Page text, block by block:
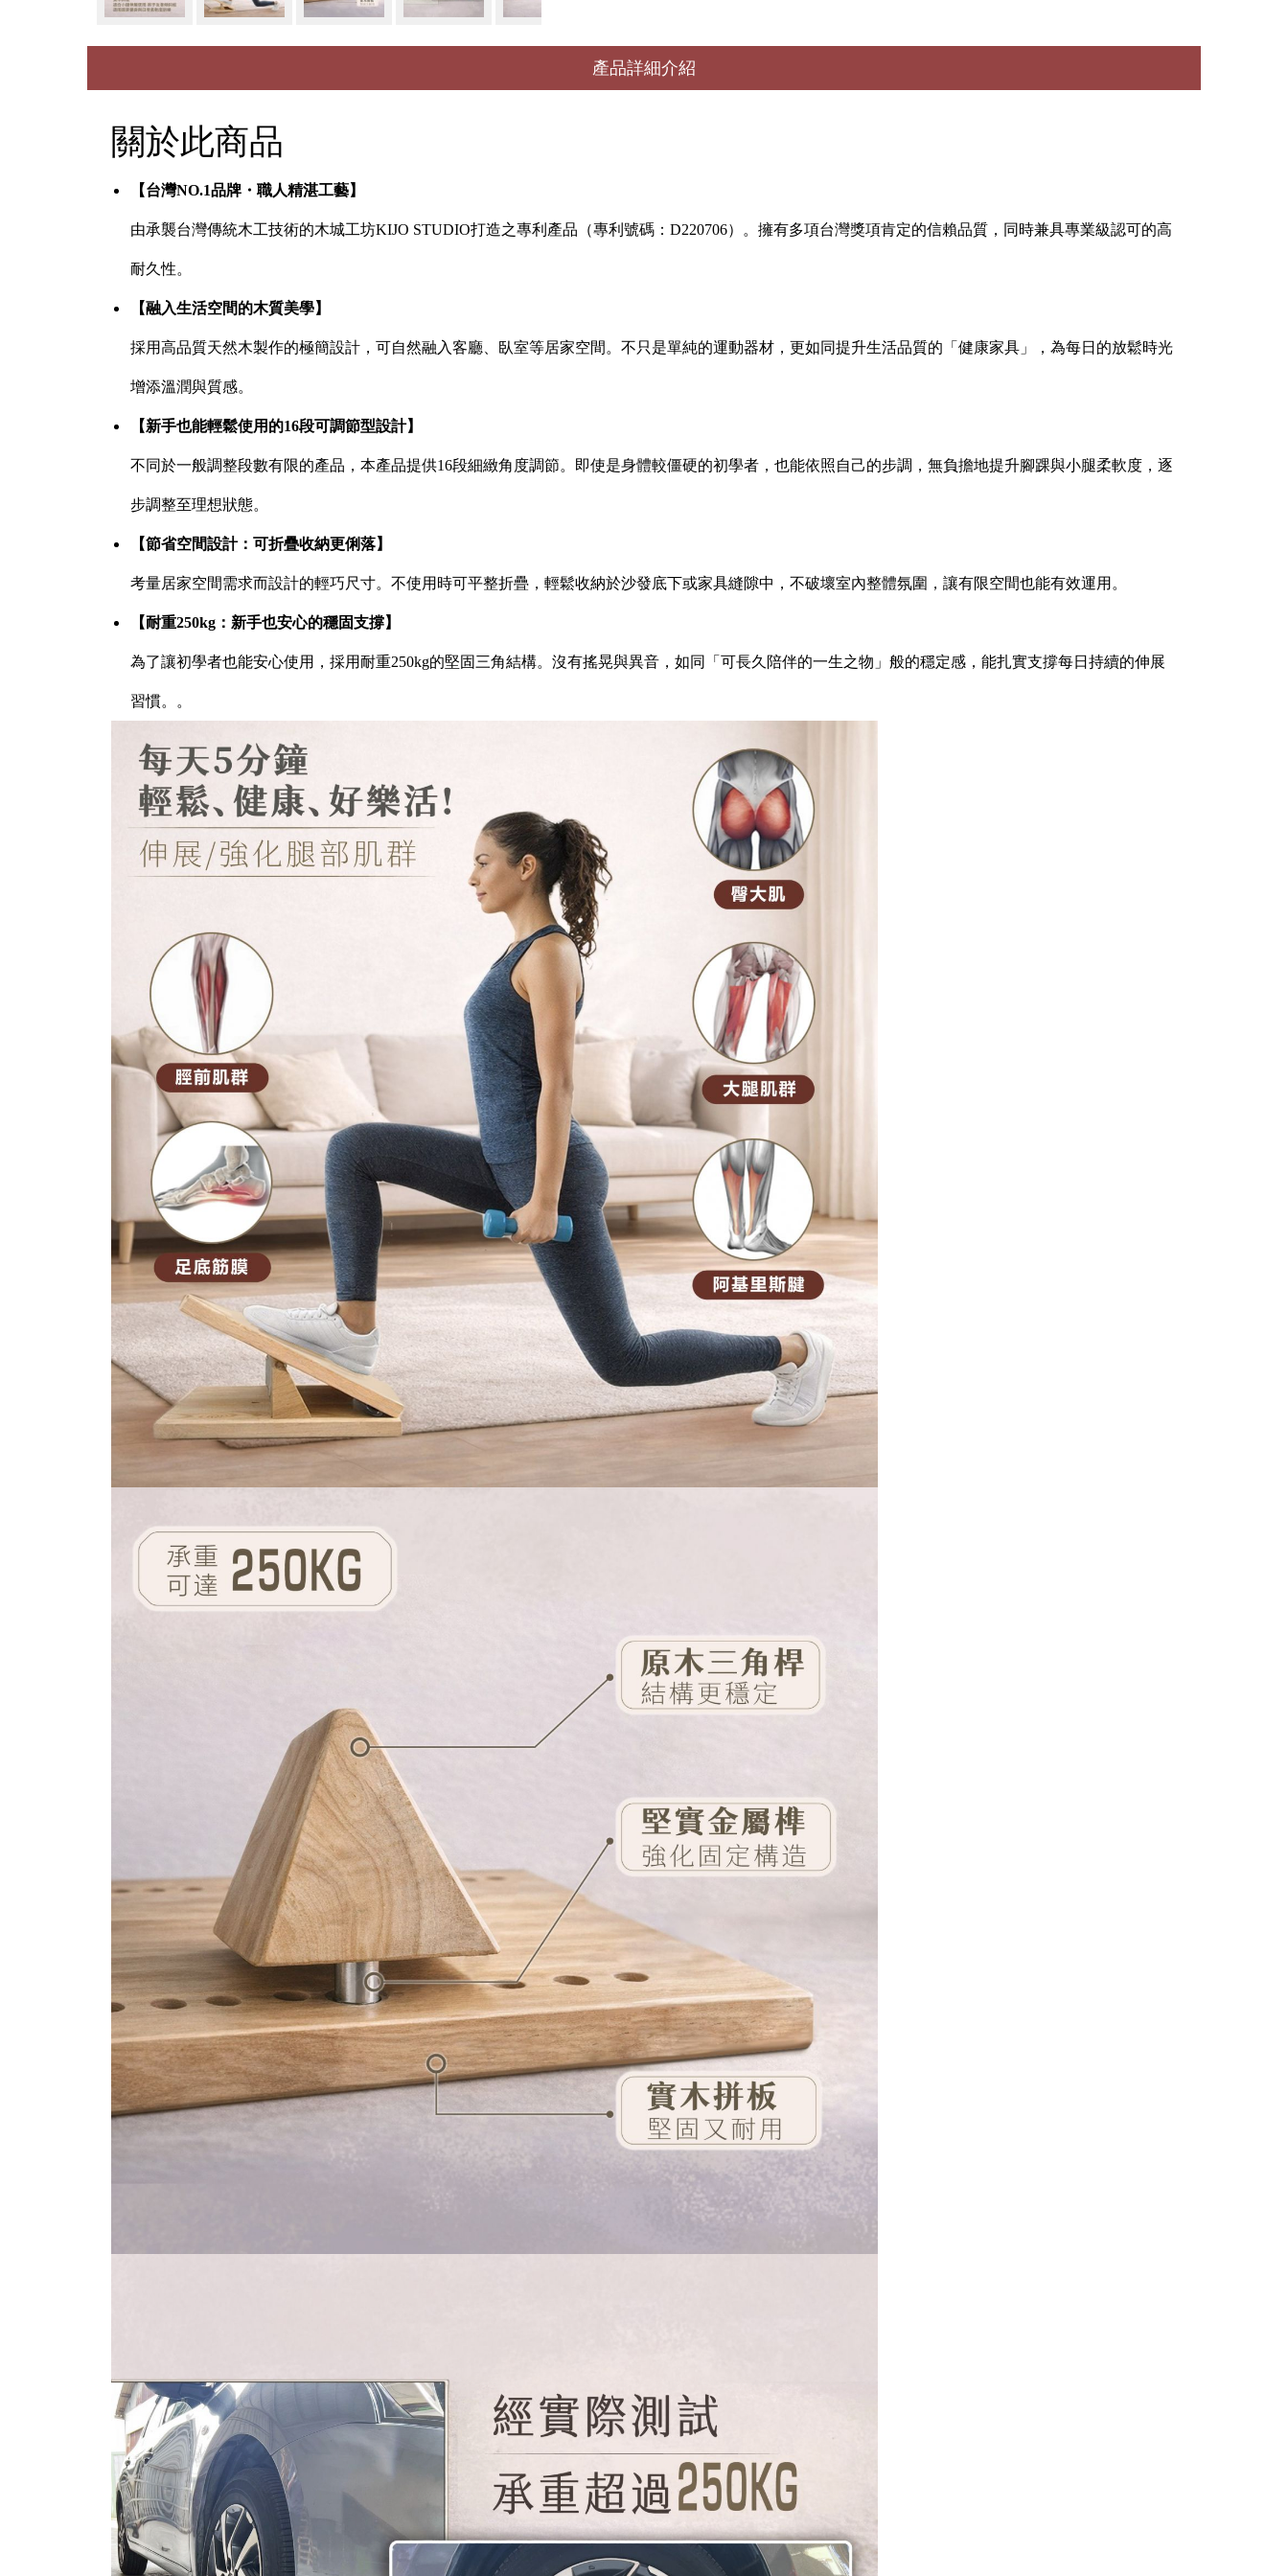
產品詳細介紹
關於此商品
【台灣NO.1品牌・職人精湛工藝】
由承襲台灣傳統木工技術的木城工坊KIJO STUDIO打造之專利產品（專利號碼：D220706）。擁有多項台灣獎項肯定的信賴品質，同時兼具專業級認可的高
耐久性。
【融入生活空間的木質美學】
採用高品質天然木製作的極簡設計，可自然融入客廳、臥室等居家空間。不只是單純的運動器材，更如同提升生活品質的「健康家具」，為每日的放鬆時光
增添溫潤與質感。
【新手也能輕鬆使用的16段可調節型設計】
不同於一般調整段數有限的產品，本產品提供16段細緻角度調節。即使是身體較僵硬的初學者，也能依照自己的步調，無負擔地提升腳踝與小腿柔軟度，逐
步調整至理想狀態。
【節省空間設計：可折疊收納更俐落】
考量居家空間需求而設計的輕巧尺寸。不使用時可平整折疊，輕鬆收納於沙發底下或家具縫隙中，不破壞室內整體氛圍，讓有限空間也能有效運用。
【耐重250kg：新手也安心的穩固支撐】
為了讓初學者也能安心使用，採用耐重250kg的堅固三角結構。沒有搖晃與異音，如同「可長久陪伴的一生之物」般的穩定感，能扎實支撐每日持續的伸展
習慣。。